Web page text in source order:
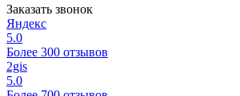
Заказать звонок
Яндекс
5.0
Более 300 отзывов
2gis
5.0